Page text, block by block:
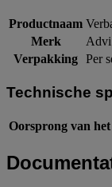
Productnaam
Merk
Advi
Verpakking Per
Technische
Oorsprong van